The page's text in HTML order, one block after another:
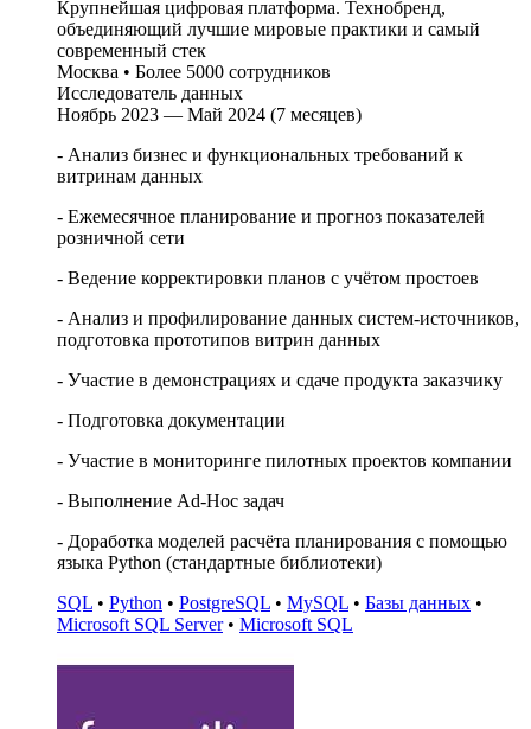
Крупнейшая цифровая платформа. Технобренд,
объединяющий лучшие мировые практики и самый
современный стек
Москва • Более 5000 сотрудников
Исследователь данных
Ноябрь 2023 — Май 2024 (7 месяцев)
- Анализ бизнес и функциональных требований к
витринам данных
- Ежемесячное планирование и прогноз показателей
розничной сети
- Ведение корректировки планов с учётом простоев
- Анализ и профилирование данных систем-источников,
подготовка прототипов витрин данных
- Участие в демонстрациях и сдаче продукта заказчику
- Подготовка документации
- Участие в мониторинге пилотных проектов компании
- Выполнение Ad-Hoc задач
- Доработка моделей расчёта планирования с помощью
языка Python (стандартные библиотеки)
SQL • Python • PostgreSQL • MySQL • Базы данных •
Microsoft SQL Server• Microsoft SQL